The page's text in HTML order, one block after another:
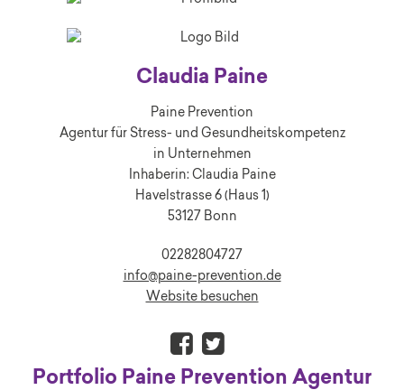
Claudia Paine
Paine Prevention
Agentur für Stress- und Gesundheitskompetenz
in Unternehmen
Inhaberin: Claudia Paine
Havelstrasse 6 (Haus 1)
53127 Bonn
02282804727
info@paine-prevention.de
Website besuchen
Portfolio Paine Prevention Agentur